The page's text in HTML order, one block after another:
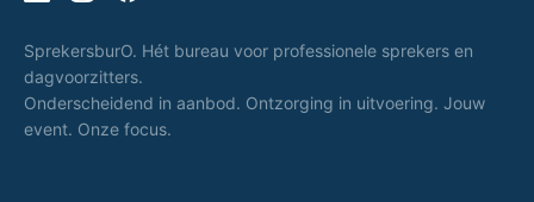
SprekersburO. Hét bureau voor professionele sprekers en
dagvoorzitters.
Onderscheidend in aanbod. Ontzorging in uitvoering. Jouw
event. Onze focus.